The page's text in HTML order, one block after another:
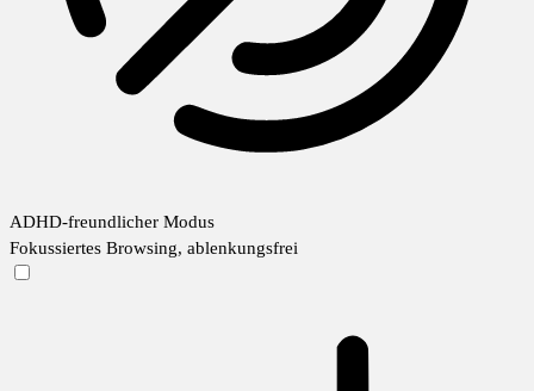
ADHD-freundlicher Modus
Fokussiertes Browsing, ablenkungsfrei